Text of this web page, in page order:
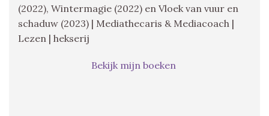
(2022), Wintermagie (2022) en Vloek van vuur en
schaduw (2023) | Mediathecaris & Mediacoach |
Lezen | hekserij
Bekijk mijn boeken